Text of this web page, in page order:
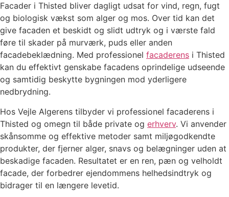
Facader i Thisted bliver dagligt udsat for vind, regn, fugt
og biologisk vækst som alger og mos. Over tid kan det
give facaden et beskidt og slidt udtryk og i værste fald
føre til skader på murværk, puds eller anden
facadebeklædning. Med professionel facaderens i Thisted
kan du effektivt genskabe facadens oprindelige udseende
og samtidig beskytte bygningen mod yderligere
nedbrydning.
Hos Vejle Algerens tilbyder vi professionel facaderens i
Thisted og omegn til både private og erhverv. Vi anvender
skånsomme og effektive metoder samt miljøgodkendte
produkter, der fjerner alger, snavs og belægninger uden at
beskadige facaden. Resultatet er en ren, pæn og velholdt
facade, der forbedrer ejendommens helhedsindtryk og
bidrager til en længere levetid.